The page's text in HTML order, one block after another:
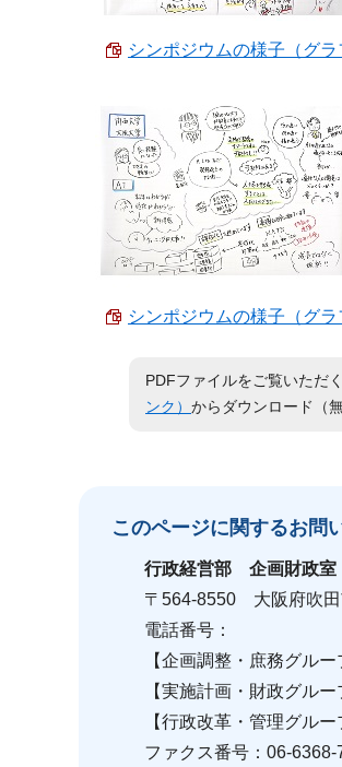
シンポジウムの様子（グ
シンポジウムの様子（グ
PDFファイルをご覧いただ
ンク） からダウンロード（
このページに関するお問
行政経営部 企画財政室
〒564-8550 大阪府吹田
電話番号：
【企画調整・庶務グル
【実施計画・財政グル
【行政改革・管理グル
ファクス番号：06-6368-